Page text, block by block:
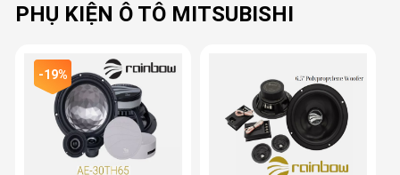
PHỤ KIỆN Ô TÔ MITSUBISHI
-19%